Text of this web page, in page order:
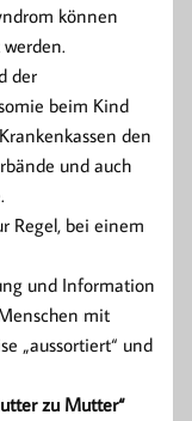
können
der
beim Kind
den
und auch
Regel, bei einem
und Information
mit
„aussortiert“ und
zu Mutter“